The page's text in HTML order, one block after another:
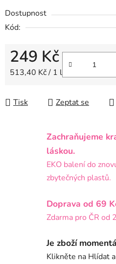
Dostupnost
Kód:
249 Kč
Měrná cena:
513,40 Kč / 1 l
Tisk Zeptat se
Zachraňujeme
láskou.
EKO balení do
zbytečných plastů.
Doprava od 69
Zdarma pro ČR od
Je zboží
Klikněte na Hlídat